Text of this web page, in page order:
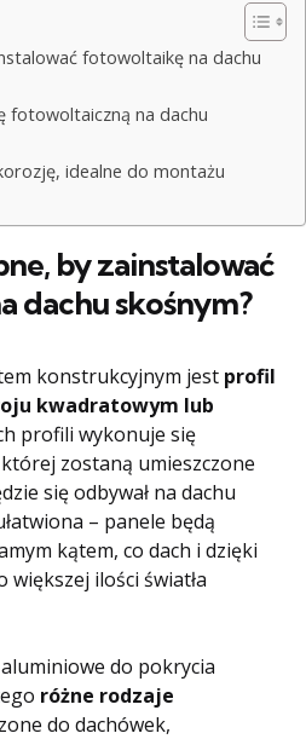
fotowoltaikę na dachu
fotowoltaiczną na dachu
idealne do montażu
by zainstalować
dachu skośnym?
konstrukcyjnym jest profil
kwadratowym lub
profili wykonuje się
zostaną umieszczone
się odbywał na dachu
– panele będą
kątem, co dach i dzięki
ilości światła
do pokrycia
różne rodzaje
do dachówek,